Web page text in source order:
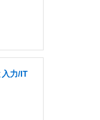
入力/IT